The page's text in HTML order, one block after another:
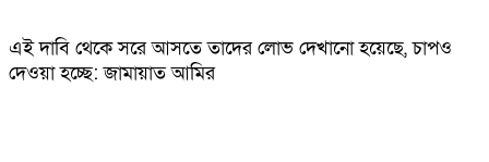
এই দাবি থেকে সরে আসতে তাদের লোভ দেখানো হয়েছে, চাপও
দেওয়া হচ্ছে: জামায়াত আমির